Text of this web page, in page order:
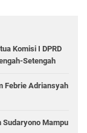
Komisi I DPRD
Setengah
Febrie Adriansyah
Sudaryono Mampu